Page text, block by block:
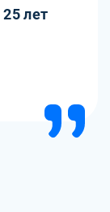
когда видел
М-
лет